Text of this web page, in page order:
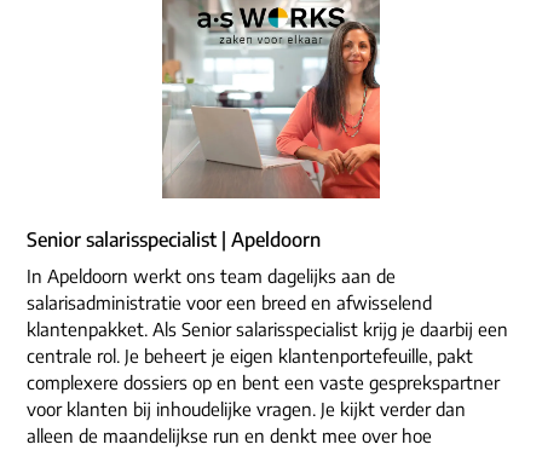
Senior salarisspecialist | Apeldoorn
In Apeldoorn werkt ons team dagelijks aan de
salarisadministratie voor een breed en afwisselend
klantenpakket. Als Senior salarisspecialist krijg je daarbij een
centrale rol. Je beheert je eigen klantenportefeuille, pakt
complexere dossiers op en bent een vaste gesprekspartner
voor klanten bij inhoudelijke vragen. Je kijkt verder dan
alleen de maandelijkse run en denkt mee over hoe